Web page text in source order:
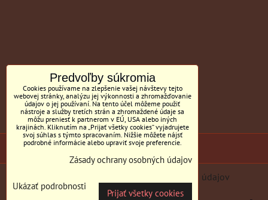
(c) Sedačky BILL MC Tornyai
Zásady ochrany osobných údajov
Predvoľby súkromia
Cookies používame na zlepšenie vašej návštevy tejto
webovej stránky, analýzu jej výkonnosti a zhromažďovanie
údajov o jej používaní. Na tento účel môžeme použiť
nástroje a služby tretích strán a zhromaždené údaje sa
môžu preniesť k partnerom v EÚ, USA alebo iných
krajinách. Kliknutím na „Prijať všetky cookies“ vyjadrujete
svoj súhlas s týmto spracovaním. Nižšie môžete nájsť
podrobné informácie alebo upraviť svoje preferencie.
Zásady ochrany osobných údajov
Ukázať podrobnosti
Prijať všetky cookies